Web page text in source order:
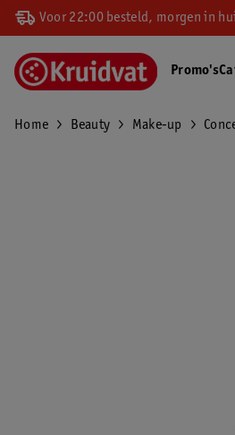
Voor 22:00 besteld, morgen in
Promo's
Home Beauty Make-up